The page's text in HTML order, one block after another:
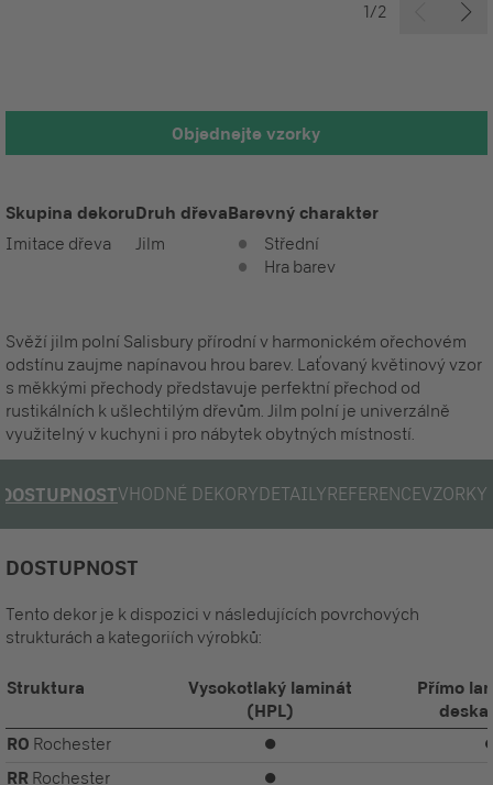
1/2
Objednejte vzorky
Skupina dekoru
Imitace dřeva
Druh dřeva
Jilm
Barevný charakter
Střední
Hra barev
Svěží jilm polní Salisbury přírodní v harmonickém ořechovém
odstínu zaujme napínavou hrou barev. Laťovaný květinový vzor
s měkkými přechody představuje perfektní přechod od
rustikálních k ušlechtilým dřevům. Jilm polní je univerzálně
využitelný v kuchyni i pro nábytek obytných místností.
DOSTUPNOSTVHODNÉ DEKORYDETAILYREFERENCEVZORKY
DOSTUPNOST
Tento dekor je k dispozici v následujících povrchových
strukturách a kategoriích výrobků:
Struktura
Vysokotlaký laminát
(HPL)
Přímo
deska
RO Rochester ⏺
RR Rochester ⏺